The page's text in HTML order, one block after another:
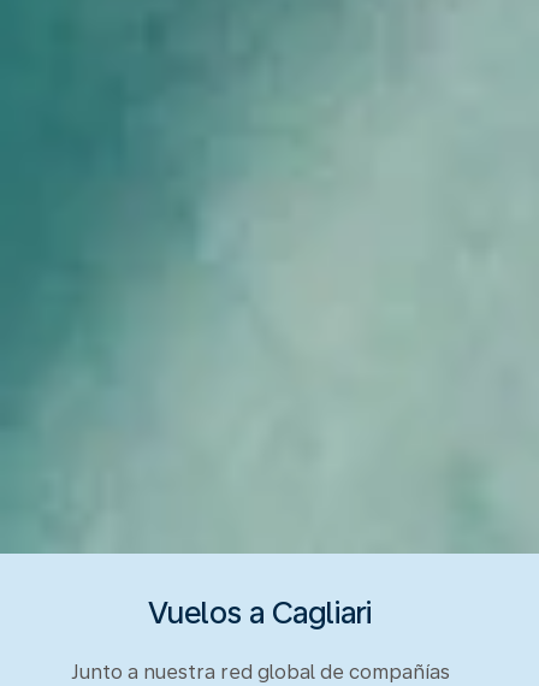
Vuelos a Cagliari
Junto a nuestra red global de compañías